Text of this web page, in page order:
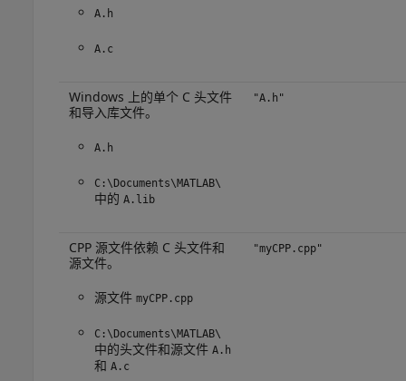
A.h
A.c
Windows 上的单个 C 头文件
和导入库文件。
A.h
C:\Documents\MATLAB\
中的 A.lib
"A.h"
CPP 源文件依赖 C 头文件和
源文件。
源文件 myCPP.cpp
C:\Documents\MATLAB\
中的头文件和源文件 A.h
和 A.c
"myCPP.cpp"